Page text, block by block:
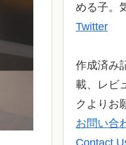
める子。
Twitter
作成済み
載、レビ
クよりお
お問い合
Contact